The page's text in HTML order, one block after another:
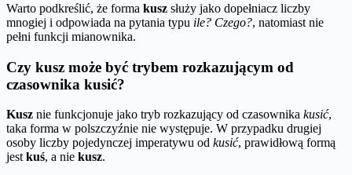
Warto podkreślić, że forma kusz służy jako dopełniacz liczby
mnogiej i odpowiada na pytania typu ile? Czego?, natomiast nie
pełni funkcji mianownika.
Czy kusz może być trybem rozkazującym od
czasownika kusić?
Kusz nie funkcjonuje jako tryb rozkazujący od czasownika kusić,
taka forma w polszczyźnie nie występuje. W przypadku drugiej
osoby liczby pojedynczej imperatywu od kusić, prawidłową formą
jest kuś, a nie kusz.